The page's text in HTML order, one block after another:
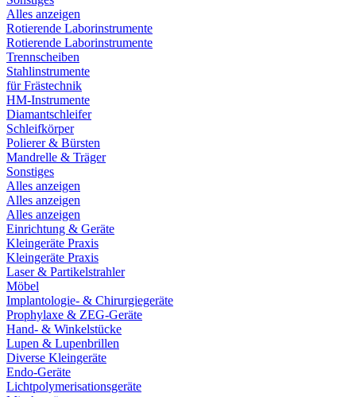
Alles anzeigen
Rotierende Laborinstrumente
Rotierende Laborinstrumente
Trennscheiben
Stahlinstrumente
für Frästechnik
HM-Instrumente
Diamantschleifer
Schleifkörper
Polierer & Bürsten
Mandrelle & Träger
Sonstiges
Alles anzeigen
Alles anzeigen
Alles anzeigen
Einrichtung & Geräte
Kleingeräte Praxis
Kleingeräte Praxis
Laser & Partikelstrahler
Möbel
Implantologie- & Chirurgiegeräte
Prophylaxe & ZEG-Geräte
Hand- & Winkelstücke
Lupen & Lupenbrillen
Diverse Kleingeräte
Endo-Geräte
Lichtpolymerisationsgeräte